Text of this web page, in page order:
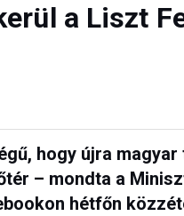
a Liszt
hogy újra
– mondta a
hétfőn